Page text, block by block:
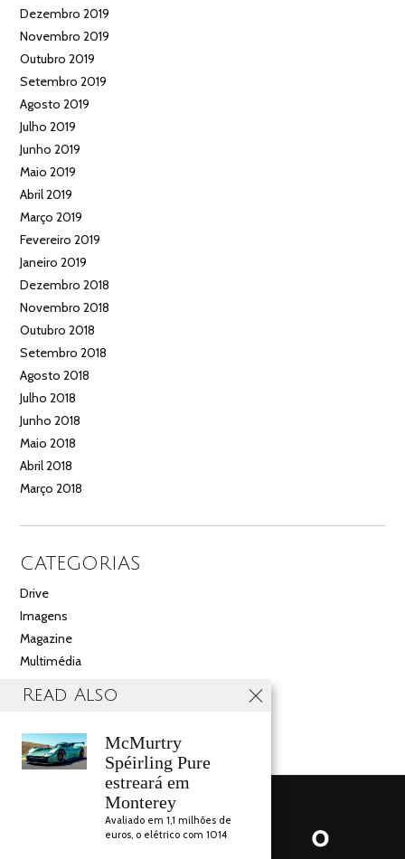
Dezembro 2019
Novembro 2019
Outubro 2019
Setembro 2019
Agosto 2019
Julho 2019
Junho 2019
Maio 2019
Abril 2019
Março 2019
Fevereiro 2019
Janeiro 2019
Dezembro 2018
Novembro 2018
Outubro 2018
Setembro 2018
Agosto 2018
Julho 2018
Junho 2018
Maio 2018
Abril 2018
Março 2018
CATEGORIAS
Drive
Imagens
Magazine
Multimédia
Read Also
McMurtry
Spéirling Pure
estreará em
Monterey
Avaliado em 1,1 milhões de
euros, o elétrico com 1014